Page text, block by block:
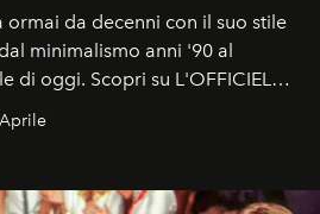
ormai da decenni con il suo stile
minimalismo anni '90 al
di oggi. Scopri su L'OFFICIEL